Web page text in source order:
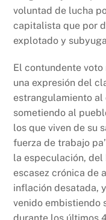
voluntad de lucha
capitalista que por
explotado y
El contundente
una expresión del
estrangulamiento
sometiendo al
los que viven de su
fuerza de trabajo
la especulación, del
escasez crónica de
inflación desatada,
venido embistiendo